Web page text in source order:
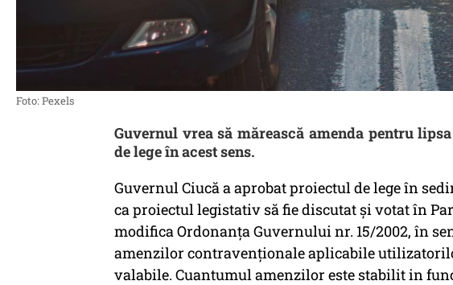
Foto: Pexels
Guvernul vrea să mărească amenda pentru
de lege în acest sens.
Guvernul Ciucă a aprobat proiectul de lege în
ca proiectul legistativ să fie discutat și votat în
modifica Ordonanța Guvernului nr. 15/2002, în
amenzilor contravenționale aplicabile
valabile. Cuantumul amenzilor este stabilit in